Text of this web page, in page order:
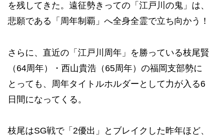
を残してきた。遠征勢きっての「江戸川の鬼」は、
悲願である「周年制覇」へ全身全霊で立ち向かう！
さらに、直近の「江戸川周年」を勝っている枝尾賢
（64周年）・西山貴浩（65周年）の福岡支部勢に
とっても、周年タイトルホルダーとして力が入る6
日間になってくる。
枝尾はSG戦で「2優出」とブレイクした昨年ほど、